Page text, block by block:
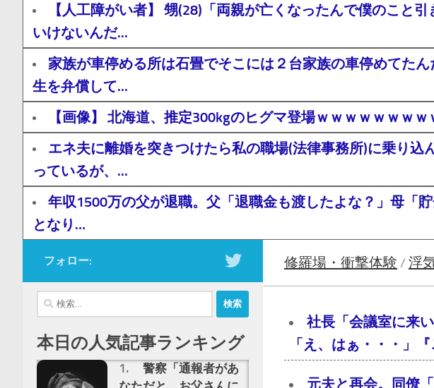
【人工障がい者】 甥(28)「両親が亡くなったんで僕のこと
いけないんだ...
家族が車停める所は石畳でそこには２台家族の車停めてた
生を弁償して...
【画像】 北海道、推定300kgのヒグマ登場ｗｗｗｗｗｗｗ
エネ夫に離婚を突きつけたら私の職場(法律事務所)に乗り
っているが、...
年収1500万の父が退職。父「退職金も渡したよな？」母「
となり…
修羅場・衝撃体験 / 浮
社長「会議室に来
「え、はぁ・・・」
元夫と再会。同僚
フォロー:
検
索:
本日の人気記事ランキング
警察「通報者があ